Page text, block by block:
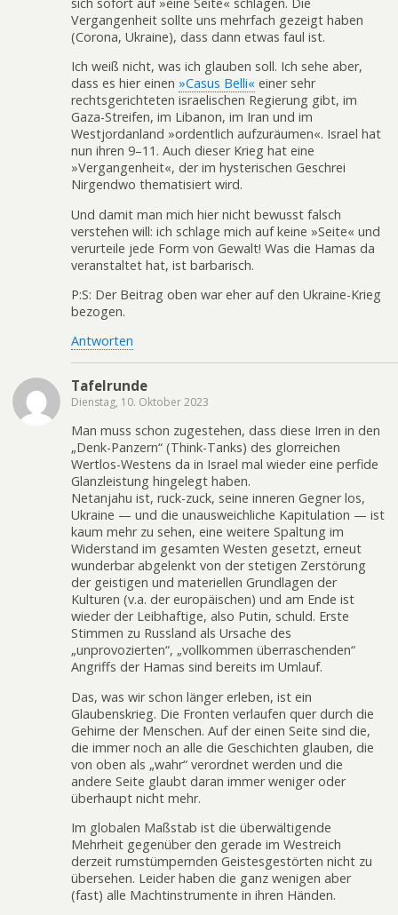
Vergangenheit sollte uns mehrfach gezeigt haben
(Corona, Ukraine), dass dann etwas faul ist.
Ich weiß nicht, was ich glauben soll. Ich sehe aber,
dass es hier einen »Casus Belli« einer sehr
rechtsgerichteten israelischen Regierung gibt, im
Gaza-Streifen, im Libanon, im Iran und im
Westjordanland »ordentlich aufzuräumen«. Israel hat
nun ihren 9–11. Auch dieser Krieg hat eine
»Vergangenheit«, der im hysterischen Geschrei
Nirgendwo thematisiert wird.
Und damit man mich hier nicht bewusst falsch
verstehen will: ich schlage mich auf keine »Seite« und
verurteile jede Form von Gewalt! Was die Hamas da
veranstaltet hat, ist barbarisch.
P:S: Der Beitrag oben war eher auf den Ukraine-Krieg
bezogen.
Antworten
Tafelrunde
Dienstag, 10. Oktober 2023
Man muss schon zugestehen, dass diese Irren in den
„Denk-Panzern“ (Think-Tanks) des glorreichen
Wertlos-Westens da in Israel mal wieder eine perfide
Glanzleistung hingelegt haben.
Netanjahu ist, ruck-zuck, seine inneren Gegner los,
Ukraine — und die unausweichliche Kapitulation — ist
kaum mehr zu sehen, eine weitere Spaltung im
Widerstand im gesamten Westen gesetzt, erneut
wunderbar abgelenkt von der stetigen Zerstörung
der geistigen und materiellen Grundlagen der
Kulturen (v.a. der europäischen) und am Ende ist
wieder der Leibhaftige, also Putin, schuld. Erste
Stimmen zu Russland als Ursache des
„unprovozierten“, „vollkommen überraschenden“
Angriffs der Hamas sind bereits im Umlauf.
Das, was wir schon länger erleben, ist ein
Glaubenskrieg. Die Fronten verlaufen quer durch die
Gehirne der Menschen. Auf der einen Seite sind die,
die immer noch an alle die Geschichten glauben, die
von oben als „wahr“ verordnet werden und die
andere Seite glaubt daran immer weniger oder
überhaupt nicht mehr.
Im globalen Maßstab ist die überwältigende
Mehrheit gegenüber den gerade im Westreich
derzeit rumstümpernden Geistesgestörten nicht zu
übersehen. Leider haben die ganz wenigen aber
(fast) alle Machtinstrumente in ihren Händen.